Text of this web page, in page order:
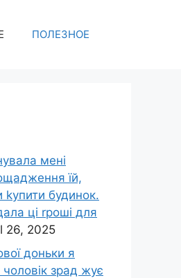
ПОЛЕЗНОЕ
мені
їй,
будинок.
ці rроші для
26, 2025
доньки я
зpад жує